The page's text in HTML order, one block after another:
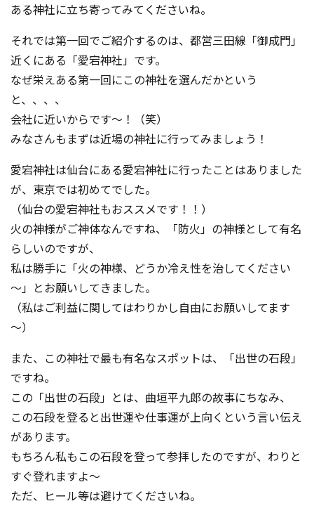
掲載内容のご確認はこちら
ログイン
ある神社に立ち寄ってみてくださいね。
それでは第一回でご紹介するのは、都営三田線「御成門」
近くにある「愛宕神社」です。
なぜ栄えある第一回にこの神社を選んだかという
と、、、、
会社に近いからです～！（笑）
みなさんもまずは近場の神社に行ってみましょう！
愛宕神社は仙台にある愛宕神社に行ったことはありました
が、東京では初めてでした。
（仙台の愛宕神社もおススメです！！）
火の神様がご神体なんですね、「防火」の神様として有名
らしいのですが、
私は勝手に「火の神様、どうか冷え性を治してください
～」とお願いしてきました。
（私はご利益に関してはわりかし自由にお願いしてます
～）
また、この神社で最も有名なスポットは、「出世の石段」
ですね。
この「出世の石段」とは、曲垣平九郎の故事にちなみ、
この石段を登ると出世運や仕事運が上向くという言い伝え
があります。
もちろん私もこの石段を登って参拝したのですが、わりと
すぐ登れますよ～
ただ、ヒール等は避けてくださいね。